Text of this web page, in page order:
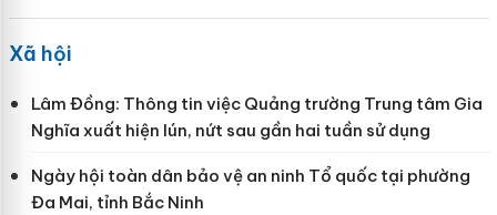
Xã hội
Lâm Đồng: Thông tin việc Quảng trường Trung tâm Gia
Nghĩa xuất hiện lún, nứt sau gần hai tuần sử dụng
Ngày hội toàn dân bảo vệ an ninh Tổ quốc tại phường
Đa Mai, tỉnh Bắc Ninh